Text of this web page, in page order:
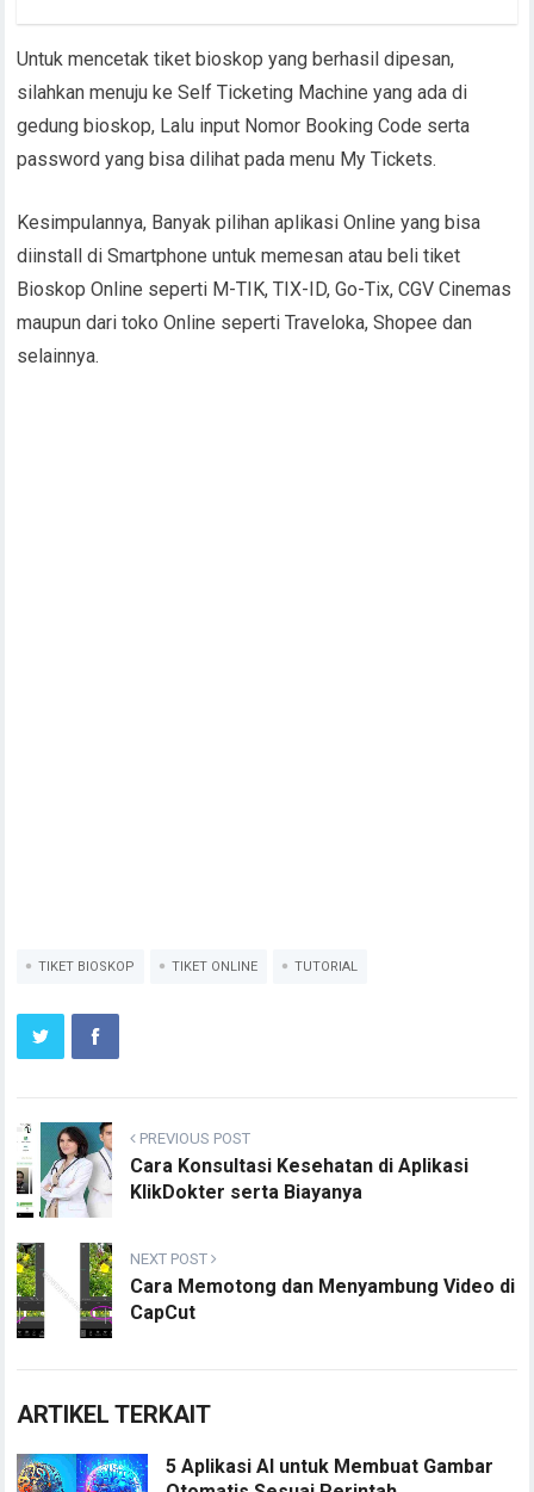
Untuk mencetak tiket bioskop yang berhasil dipesan,
silahkan menuju ke Self Ticketing Machine yang ada di
gedung bioskop, Lalu input Nomor Booking Code serta
password yang bisa dilihat pada menu My Tickets.
Kesimpulannya, Banyak pilihan aplikasi Online yang bisa
diinstall di Smartphone untuk memesan atau beli tiket
Bioskop Online seperti M-TIK, TIX-ID, Go-Tix, CGV Cinemas
maupun dari toko Online seperti Traveloka, Shopee dan
selainnya.
TIKET BIOSKOP TIKET ONLINE TUTORIAL
PREVIOUS POST
Cara Konsultasi Kesehatan di Aplikasi
KlikDokter serta Biayanya
NEXT POST
Cara Memotong dan Menyambung Video di
CapCut
ARTIKEL TERKAIT
5 Aplikasi AI untuk Membuat Gambar